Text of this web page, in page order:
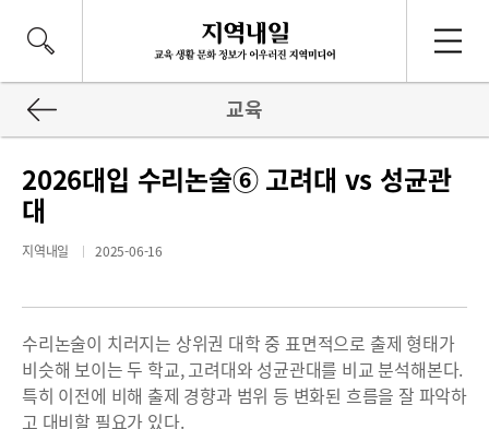
교육
2026대입 수리논술⑥ 고려대 vs 성균관
대
지역내일 2025-06-16
수리논술이 치러지는 상위권 대학 중 표면적으로 출제 형태가
비슷해 보이는 두 학교, 고려대와 성균관대를 비교 분석해본다.
특히 이전에 비해 출제 경향과 범위 등 변화된 흐름을 잘 파악하
고 대비할 필요가 있다.